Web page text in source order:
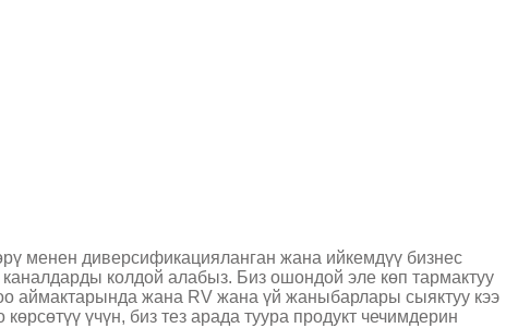
менен диверсификацияланган жана ийкемдүү бизнес
колдой алабыз. Биз ошондой эле көп тармактуу
аймактарында жана RV жана үй жаныбарлары сыяктуу кээ
үчүн, биз тез арада туура продукт чечимдерин